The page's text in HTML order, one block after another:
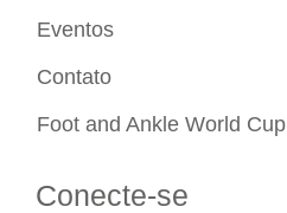
Eventos
Contato
Foot and Ankle World Cup
Conecte-se